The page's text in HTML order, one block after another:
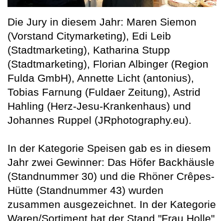
Die Jury in diesem Jahr: Maren Siemon
(Vorstand Citymarketing), Edi Leib
(Stadtmarketing), Katharina Stupp
(Stadtmarketing), Florian Albinger (Region
Fulda GmbH), Annette Licht (antonius),
Tobias Farnung (Fuldaer Zeitung), Astrid
Hahling (Herz-Jesu-Krankenhaus) und
Johannes Ruppel (JRphotography.eu).
In der Kategorie Speisen gab es in diesem
Jahr zwei Gewinner: Das Höfer Backhäusle
(Standnummer 30) und die Rhöner Crêpes-
Hütte (Standnummer 43) wurden
zusammen ausgezeichnet. In der Kategorie
Waren/Sortiment hat der Stand "Frau Holle"